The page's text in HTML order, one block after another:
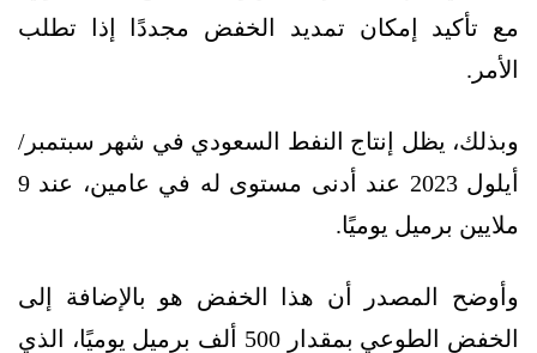
مع تأكيد إمكان تمديد الخفض مجددًا إذا تطلب
الأمر.
وبذلك، يظل إنتاج النفط السعودي في شهر سبتمبر/
أيلول 2023 عند أدنى مستوى له في عامين، عند 9
ملايين برميل يوميًا.
وأوضح المصدر أن هذا الخفض هو بالإضافة إلى
الخفض الطوعي بمقدار 500 ألف برميل يوميًا، الذي